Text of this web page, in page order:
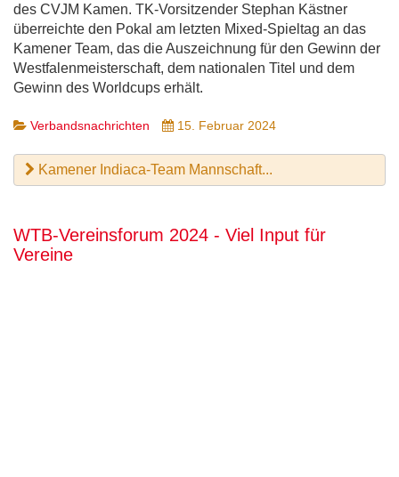
des CVJM Kamen. TK-Vorsitzender Stephan Kästner
überreichte den Pokal am letzten Mixed-Spieltag an das
Kamener Team, das die Auszeichnung für den Gewinn der
Westfalenmeisterschaft, dem nationalen Titel und dem
Gewinn des Worldcups erhält.
Verbandsnachrichten 15. Februar 2024
Kamener Indiaca-Team Mannschaft...
WTB-Vereinsforum 2024 - Viel Input für
Vereine